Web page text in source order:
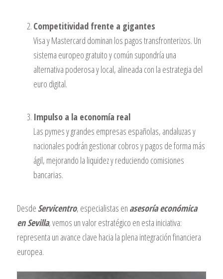
Competitividad frente a gigantes
Visa y Mastercard dominan los pagos transfronterizos. Un
sistema europeo gratuito y común supondría una
alternativa poderosa y local, alineada con la estrategia del
euro digital.
Impulso a la economía real
Las pymes y grandes empresas españolas, andaluzas y
nacionales podrán gestionar cobros y pagos de forma más
ágil, mejorando la liquidez y reduciendo comisiones
bancarias.
Desde Servicentro, especialistas en asesoría económica
en Sevilla, vemos un valor estratégico en esta iniciativa:
representa un avance clave hacia la plena integración financiera
europea.